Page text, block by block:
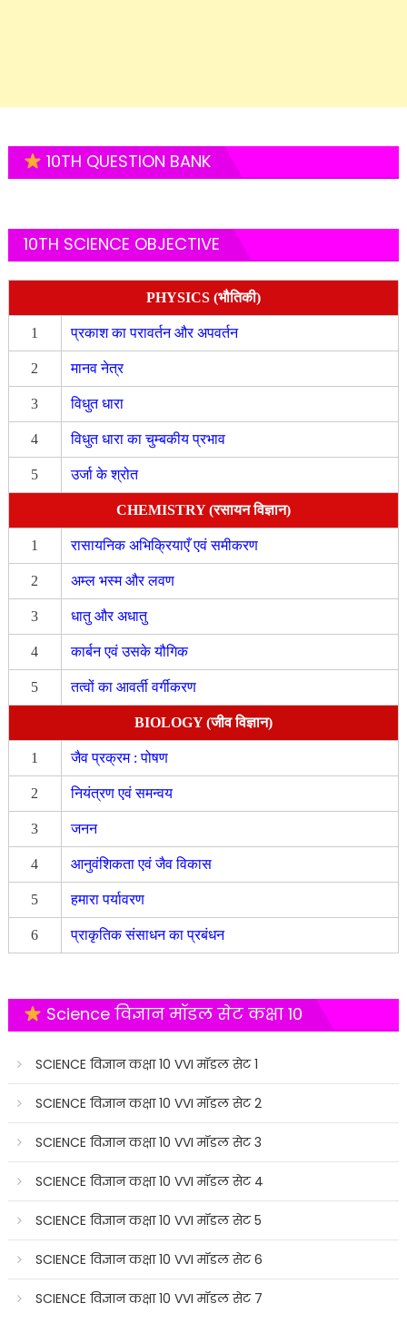
10TH QUESTION BANK
10TH SCIENCE OBJECTIVE
PHYSICS (भौतिकी)
1 प्रकाश का परावर्तन और अपवर्तन
2 मानव नेत्र
3 विधुत धारा
4 विधुत धारा का चुम्बकीय प्रभाव
5 उर्जा के श्रोत
CHEMISTRY (रसायन विज्ञान)
1 रासायनिक अभिक्रियाएँ एवं समीकरण
2 अम्ल भस्म और लवण
3 धातु और अधातु
4 कार्बन एवं उसके यौगिक
5 तत्वों का आवर्ती वर्गीकरण
BIOLOGY (जीव विज्ञान)
1 जैव प्रक्रम : पोषण
2 नियंत्रण एवं समन्वय
3 जनन
4 आनुवंशिकता एवं जैव विकास
5 हमारा पर्यावरण
6 प्राकृतिक संसाधन का प्रबंधन
Science विज्ञान मॉडल सेट कक्षा 10
SCIENCE विज्ञान कक्षा 10 VVI मॉडल सेट 1
SCIENCE विज्ञान कक्षा 10 VVI मॉडल सेट 2
SCIENCE विज्ञान कक्षा 10 VVI मॉडल सेट 3
SCIENCE विज्ञान कक्षा 10 VVI मॉडल सेट 4
SCIENCE विज्ञान कक्षा 10 VVI मॉडल सेट 5
SCIENCE विज्ञान कक्षा 10 VVI मॉडल सेट 6
SCIENCE विज्ञान कक्षा 10 VVI मॉडल सेट 7